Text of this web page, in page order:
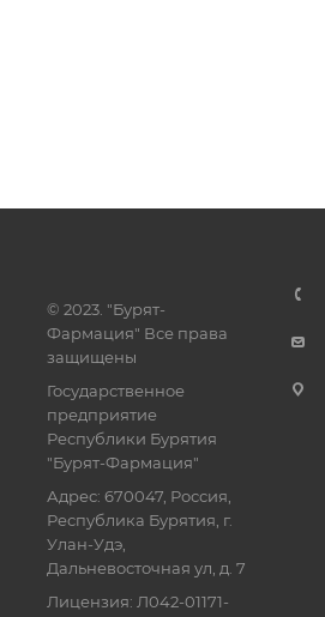
© 2023. "Бурят-
Фармация" Все права
защищены
Государственное
предприятие
Республики Бурятия
"Бурят-Фармация"
Адрес: 670047, Россия,
Республика Бурятия, г.
Улан-Удэ,
Дальневосточная ул, д. 7
Лицензия: Л042-01171-